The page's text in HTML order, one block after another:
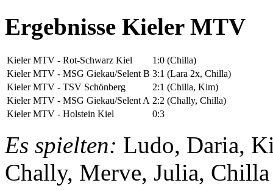
Ergebnisse Kieler MTV
Kieler MTV - Rot-Schwarz Kiel 1:0 (Chilla)
Kieler MTV - MSG Giekau/Selent B 3:1 (Lara 2x, Chilla)
Kieler MTV - TSV Schönberg
2:1 (Chilla, Kim)
Kieler MTV - MSG Giekau/Selent A 2:2 (Chally, Chilla)
Kieler MTV - Holstein Kiel
0:3
Es spielten: Ludo, Daria,
Chally, Merve, Julia, Chilla